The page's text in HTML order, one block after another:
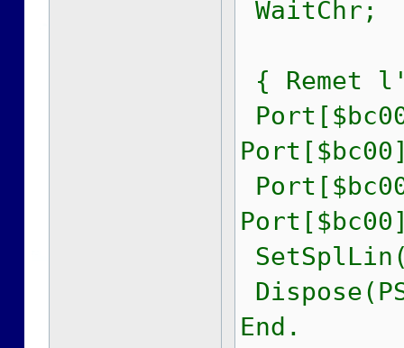
WaitChr;
{ Remet
End.